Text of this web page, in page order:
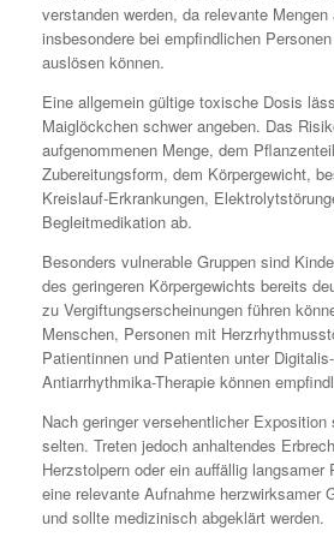
verstanden werden, da relevante
insbesondere bei empfindlichen
auslösen können.
Eine allgemein gültige toxische Dosis
Maiglöckchen schwer angeben. Das
aufgenommenen Menge, dem
Zubereitungsform, dem Körpergewicht,
Kreislauf-Erkrankungen,
Begleitmedikation ab.
Besonders vulnerable Gruppen sind
des geringeren Körpergewichts bereits
zu Vergiftungserscheinungen führen
Menschen, Personen mit
Patientinnen und Patienten unter
Antiarrhythmika-Therapie können
Nach geringer versehentlicher
selten. Treten jedoch anhaltendes
Herzstolpern oder ein auffällig
eine relevante Aufnahme herzwirksamer
und sollte medizinisch abgeklärt werden.